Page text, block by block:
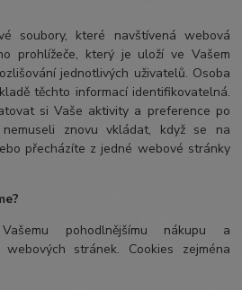
soubory, které navštívená webová
prohlížeče, který je uloží ve Vašem
jednotlivých uživatelů. Osoba
těchto informací identifikovatelná.
si Vaše aktivity a preference po
znovu vkládat, když se na
přecházíte z jedné webové stránky
pohodlnějšímu nákupu a
webových stránek. Cookies zejména